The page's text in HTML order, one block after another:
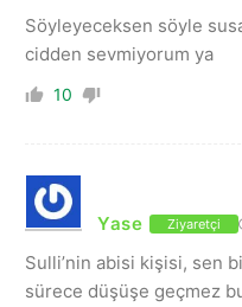
Söyleyeceksen söyle
cidden sevmiyorum ya
10
Yase Ziyaretçi
Sulli’nin abisi kişisi, sen
sürece düşüşe geçmez